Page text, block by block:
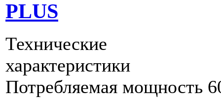
PLUS
Технические
характеристики
Потребляемая мощность